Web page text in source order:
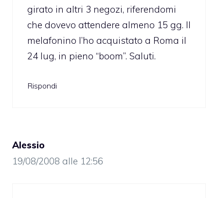
girato in altri 3 negozi, riferendomi
che dovevo attendere almeno 15 gg. Il
melafonino l’ho acquistato a Roma il
24 lug, in pieno “boom”. Saluti.
Rispondi
Alessio
19/08/2008 alle 12:56